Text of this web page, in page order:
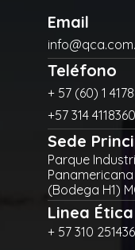
Email
Teléfono
+ 57 (60) 1
+57 314 4118360
Sede
Parque
(Bodega H1)
Linea Ética
+ 57 310